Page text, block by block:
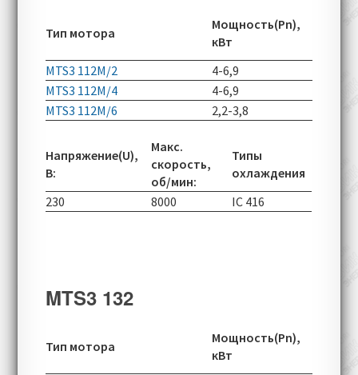
Тип мотора
Мощность(Pn),
кВт
MTS3 112M/2
4-6,9
MTS3 112M/4
4-6,9
MTS3 112M/6
2,2-3,8
Напряжение(U),
В:
Макс.
скорость,
об/мин:
Типы
охлаждения
230
8000 IC 416
MTS3 132
Тип мотора
Мощность(Pn),
кВт